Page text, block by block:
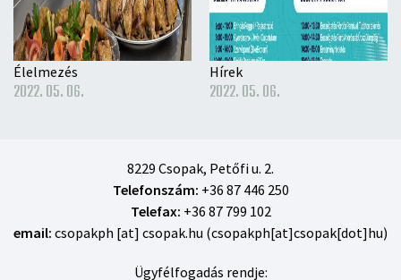
Élelmezés
2022. 05. 06.
Hírek
2022. 05. 06.
8229 Csopak, Petőfi u. 2.
Telefonszám: +36 87 446 250
Telefax: +36 87 799 102
email: csopakph [at] csopak.hu (csopakph[at]csopak[dot]hu)
Ügyfélfogadás rendje: